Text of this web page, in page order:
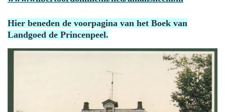
Hier beneden de voorpagina van het Boek van
Landgoed de Princenpeel.